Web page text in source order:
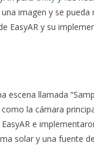
imagen y se
EasyAR y su
llamada
la cámara
e
solar y una fuente